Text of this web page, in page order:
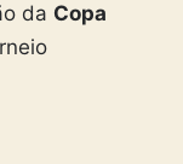
da Copa